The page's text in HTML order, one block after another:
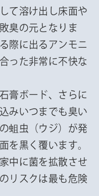
て溶け出し床面や
臭の元となりま
際に出るアンモニ
った非常に不快な
膏ボード、さらに
みいつまでも臭い
蛆虫（ウジ）が発
を黒く覆います。
中に菌を拡散させ
リスクは最も危険